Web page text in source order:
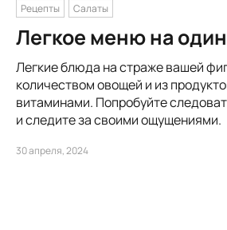
Рецепты
Салаты
Легкое меню на
Легкие блюда на страже вашей
количеством овощей и из
витаминами. Попробуйте
и следите за своими ощущениями.
30 апреля, 2024